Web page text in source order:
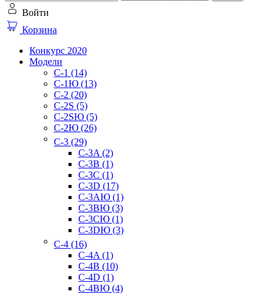
Войти
Корзина
Конкурс 2020
Модели
C-1 (14)
C-1Ю (13)
C-2 (20)
C-2S (5)
C-2SЮ (5)
C-2Ю (26)
C-3 (29)
C-3A (2)
C-3B (1)
C-3C (1)
C-3D (17)
C-3AЮ (1)
C-3BЮ (3)
C-3CЮ (1)
C-3DЮ (3)
C-4 (16)
C-4A (1)
C-4B (10)
C-4D (1)
C-4BЮ (4)